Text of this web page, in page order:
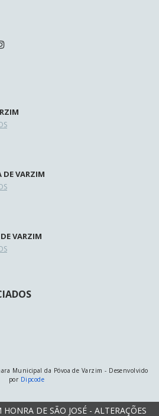
DE VARZIM
VARZIM
Municipal da Póvoa de Varzim - Desenvolvido
por Dipcode
DE SÃO JOSÉ - ALTERAÇÕES